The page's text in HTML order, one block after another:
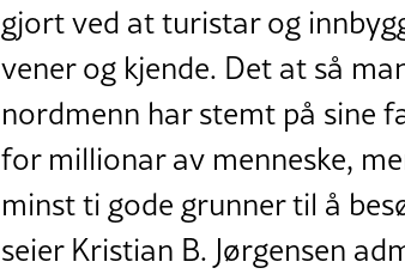
gjort ved at turistar og
vener og kjende. Det at så
nordmenn har stemt på sine
for millionar av menneske,
minst ti gode grunner til å
seier Kristian B. Jørgensen